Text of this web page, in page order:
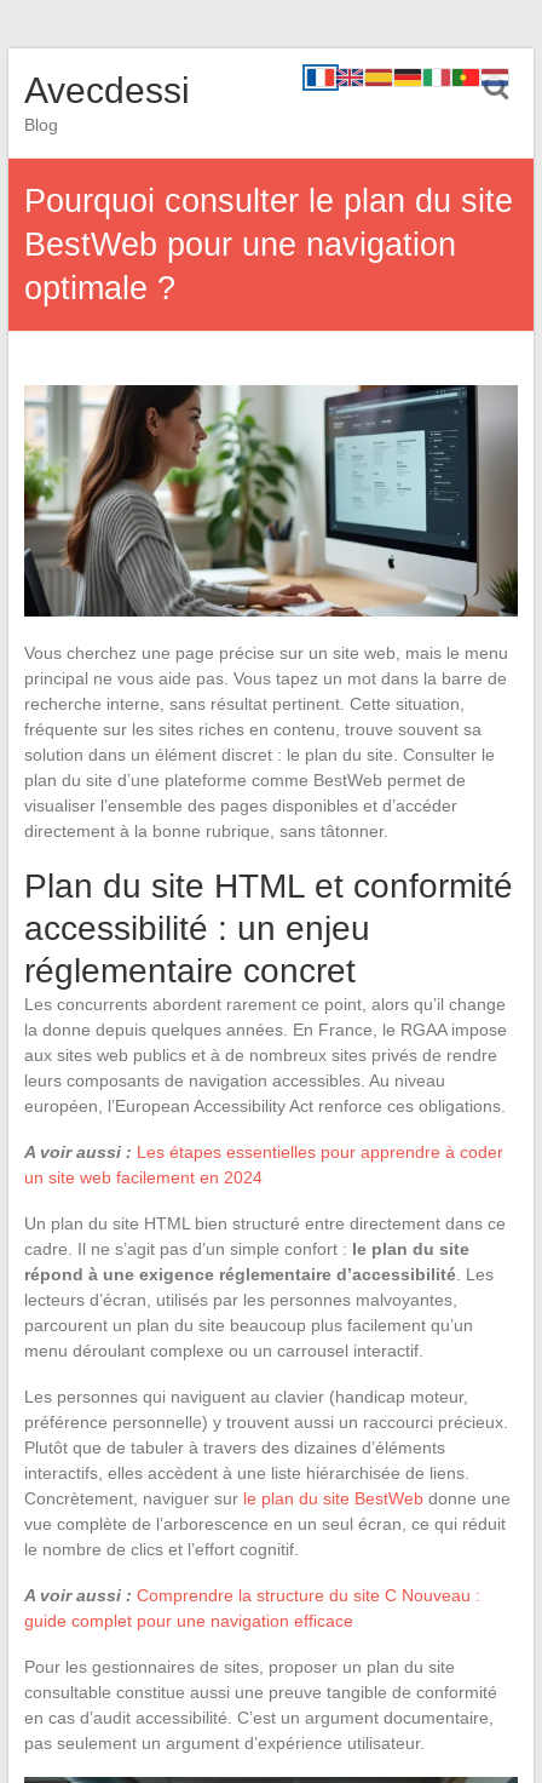
Avecdessi
Blog
Pourquoi consulter le plan du site
BestWeb pour une navigation
optimale ?
Vous cherchez une page précise sur un site web, mais le menu
principal ne vous aide pas. Vous tapez un mot dans la barre de
recherche interne, sans résultat pertinent. Cette situation,
fréquente sur les sites riches en contenu, trouve souvent sa
solution dans un élément discret : le plan du site. Consulter le
plan du site d’une plateforme comme BestWeb permet de
visualiser l’ensemble des pages disponibles et d’accéder
directement à la bonne rubrique, sans tâtonner.
Plan du site HTML et conformité
accessibilité : un enjeu
réglementaire concret
Les concurrents abordent rarement ce point, alors qu’il change
la donne depuis quelques années. En France, le RGAA impose
aux sites web publics et à de nombreux sites privés de rendre
leurs composants de navigation accessibles. Au niveau
européen, l’European Accessibility Act renforce ces obligations.
A voir aussi : Les étapes essentielles pour apprendre à coder
un site web facilement en 2024
Un plan du site HTML bien structuré entre directement dans ce
cadre. Il ne s’agit pas d’un simple confort : le plan du site
répond à une exigence réglementaire d’accessibilité. Les
lecteurs d’écran, utilisés par les personnes malvoyantes,
parcourent un plan du site beaucoup plus facilement qu’un
menu déroulant complexe ou un carrousel interactif.
Les personnes qui naviguent au clavier (handicap moteur,
préférence personnelle) y trouvent aussi un raccourci précieux.
Plutôt que de tabuler à travers des dizaines d’éléments
interactifs, elles accèdent à une liste hiérarchisée de liens.
Concrètement, naviguer sur le plan du site BestWebdonne une
vue complète de l’arborescence en un seul écran, ce qui réduit
le nombre de clics et l’effort cognitif.
A voir aussi : Comprendre la structure du site C Nouveau :
guide complet pour une navigation efficace
Pour les gestionnaires de sites, proposer un plan du site
consultable constitue aussi une preuve tangible de conformité
en cas d’audit accessibilité. C’est un argument documentaire,
pas seulement un argument d’expérience utilisateur.